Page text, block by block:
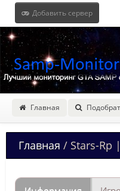
Добавить сервер
Главная
Главная / Stars-Rp